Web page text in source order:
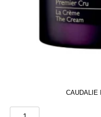
CAUDALIE